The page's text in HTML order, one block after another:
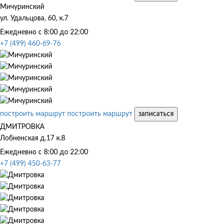
Мичуринский
ул. Удальцова, 60, к.7
Ежедневно с 8:00 до 22:00
+7 (499) 460-69-76
построить маршрут построить маршрут
записаться
ДМИТРОВКА
Лобненская д.17 к.8
Ежедневно с 8:00 до 22:00
+7 (499) 450-63-77